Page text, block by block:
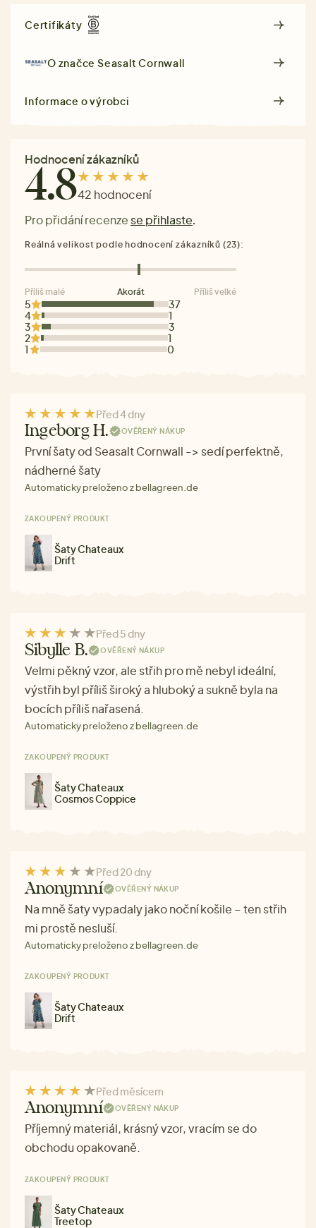
Certifikáty
O značceSeasalt Cornwall
Informace o výrobci
Hodnocení zákazníků
4.842 hodnocení
Pro přidání recenze se přihlaste.
5
37
4
1
3
3
2
1
1
0
Reálná velikost podle hodnocení zákazníků (23):
Příliš malé Akorát Příliš velké
Před 4 dny
Ingeborg H. OVĚŘENÝ NÁKUP
První šaty od Seasalt Cornwall -> sedí perfektně,
nádherné šaty
Automaticky preloženo z bellagreen.de
ZAKOUPENÝ PRODUKT
Šaty Chateaux
Drift
Před 5 dny
Sibylle B. OVĚŘENÝ NÁKUP
Velmi pěkný vzor, ale střih pro mě nebyl ideální,
výstřih byl příliš široký a hluboký a sukně byla na
bocích příliš nařasená.
Automaticky preloženo z bellagreen.de
ZAKOUPENÝ PRODUKT
Šaty Chateaux
Cosmos Coppice
Před 20 dny
Anonymní OVĚŘENÝ NÁKUP
Na mně šaty vypadaly jako noční košile – ten střih
mi prostě nesluší.
Automaticky preloženo z bellagreen.de
ZAKOUPENÝ PRODUKT
Šaty Chateaux
Drift
Před měsícem
Anonymní OVĚŘENÝ NÁKUP
Příjemný materiál, krásný vzor, vracím se do
obchodu opakovaně.
ZAKOUPENÝ PRODUKT
Šaty Chateaux
Treetop